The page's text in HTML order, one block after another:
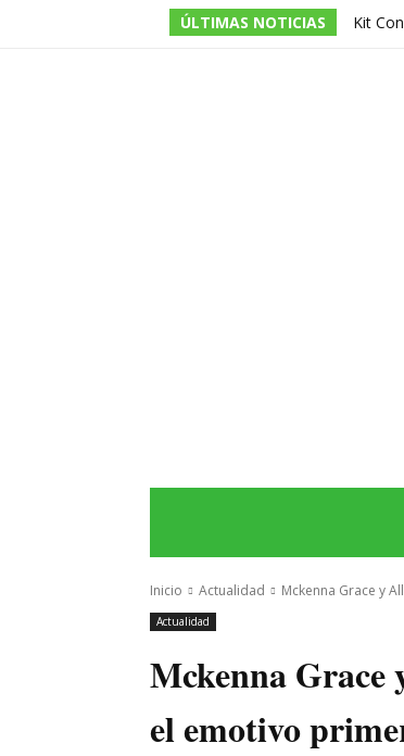
ÚLTIMAS NOTICIAS
Kit
Inicio Actualidad Mckenna Grace y
Actualidad
Mckenna
el emotivo